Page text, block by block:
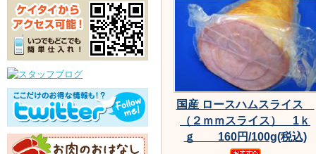
国産 ロースハムスライス
（２ｍｍスライス） 1ｋ
ｇ 160円/100g(税込)